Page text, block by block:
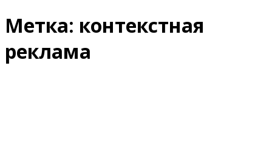
Метка: контекстная
реклама